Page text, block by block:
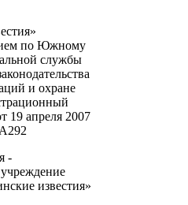
по Южному
службы
и охране
апреля 2007
-
известия»